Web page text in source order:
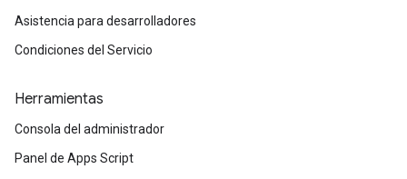
Asistencia para desarrolladores
Condiciones del Servicio
Herramientas
Consola del administrador
Panel de Apps Script